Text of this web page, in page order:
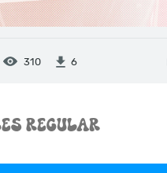
310 6